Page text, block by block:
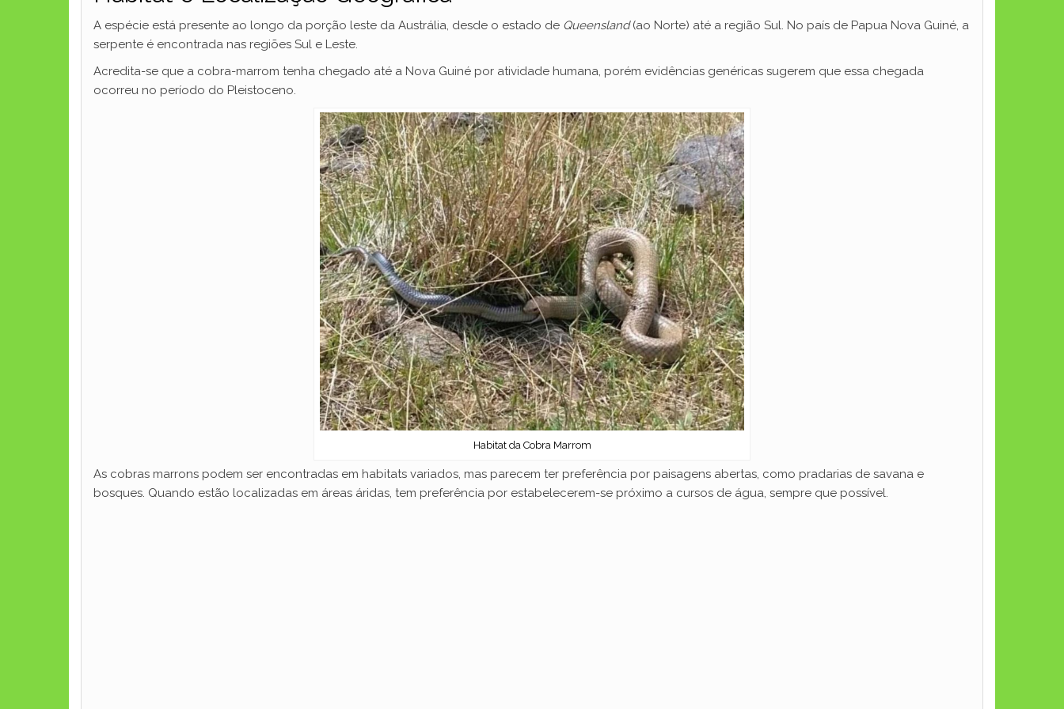
o
A espécie está presente ao longo da porção leste da Austrália, desde o estado de Queensland(ao Norte) até a região Sul. No país de Papua Nova Guiné, a
serpente é encontrada nas regiões Sul e Leste.
Acredita-se que a cobra-marrom tenha chegado até a Nova Guiné por atividade humana, porém evidências genéricas sugerem que essa chegada
ocorreu no período do Pleistoceno.
Habitat da Cobra Marrom
As cobras marrons podem ser encontradas em habitats variados, mas parecem ter preferência por paisagens abertas, como pradarias de savana e
bosques. Quando estão localizadas em áreas áridas, tem preferência por estabelecerem-se próximo a cursos de água, sempre que possível.